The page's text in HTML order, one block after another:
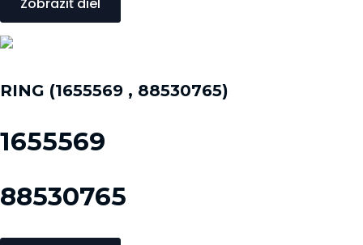
Zobraziť diel
RING (1655569 , 88530765)
1655569
88530765